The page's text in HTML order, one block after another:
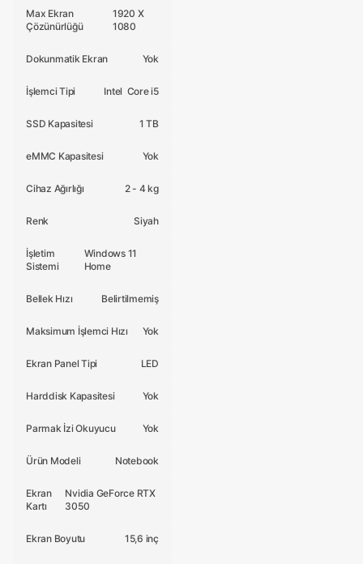
Max Ekran
Çözünürlüğü
1920 X
1080
Dokunmatik Ekran Yok
İşlemci Tipi Intel Core i5
SSD Kapasitesi 1 TB
eMMC Kapasitesi Yok
Cihaz Ağırlığı 2 - 4 kg
Renk Siyah
İşletim
Sistemi
Windows 11
Home
Bellek Hızı Belirtilmemiş
Maksimum İşlemci Hızı Yok
Ekran Panel Tipi LED
Harddisk Kapasitesi Yok
Parmak İzi Okuyucu Yok
Ürün Modeli Notebook
Ekran
Kartı
Nvidia GeForce RTX
3050
Ekran Boyutu 15,6 inç